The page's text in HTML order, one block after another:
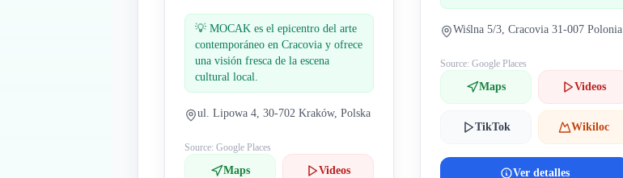
💡 MOCAK es el epicentro del arte
contemporáneo en Cracovia y ofrece
una visión fresca de la escena
cultural local.
ul. Lipowa 4, 30-702 Kraków, Polska
Source: Google Places
Maps Videos
Wiślna 5/3, Cracovia 31-007 Polonia
Source: Google Places
Maps Videos
TikTok Wikiloc
Ver detalles